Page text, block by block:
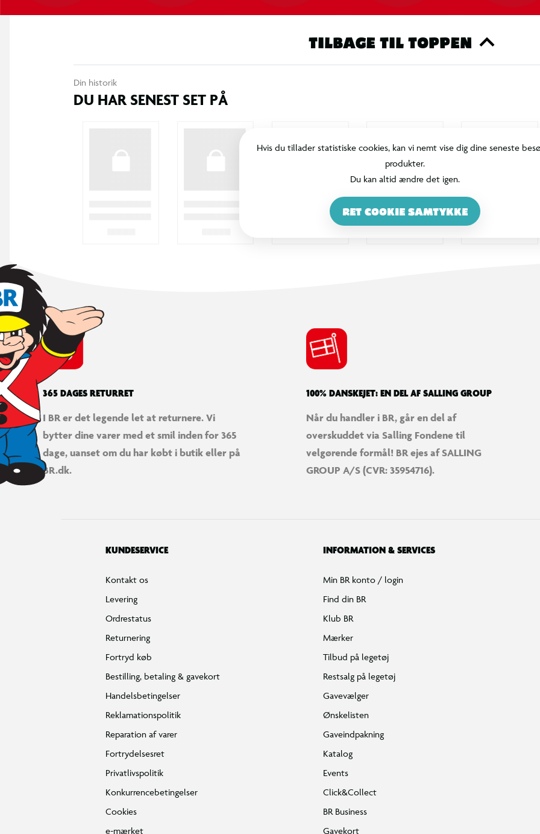
TILBAGE TIL TOPPEN
Din historik
DU HAR SENEST SET PÅ
Hvis du tillader statistiske cookies, kan vi nemt vise dig dine seneste
produkter.
Du kan altid ændre det igen.
RET COOKIE SAMTYKKE
365 DAGES RETURRET
I BR er det legende let at returnere. Vi
bytter dine varer med et smil inden for 365
dage, uanset om du har købt i butik eller på
BR.dk.
100% DANSKEJET: EN DEL AF SALLING GROUP
Når du handler i BR, går en del af
overskuddet via Salling Fondene til
velgørende formål! BR ejes af SALLING
GROUP A/S (CVR: 35954716).
KUNDESERVICE
Kontakt os
Levering
Ordrestatus
Returnering
Fortryd køb
Bestilling, betaling & gavekort
Handelsbetingelser
Reklamationspolitik
Reparation af varer
Fortrydelsesret
Privatlivspolitik
Konkurrencebetingelser
Cookies
e-mærket
INFORMATION & SERVICES
Min BR konto / login
Find din BR
Klub BR
Mærker
Tilbud på legetøj
Restsalg på legetøj
Gavevælger
Ønskelisten
Gaveindpakning
Katalog
Events
Click&Collect
BR Business
Gavekort